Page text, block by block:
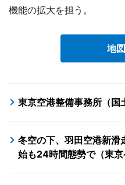
機能の拡大を担う。
地
東京空港整備事務所（国
冬空の下、羽田空港新滑
始も24時間態勢で（東京